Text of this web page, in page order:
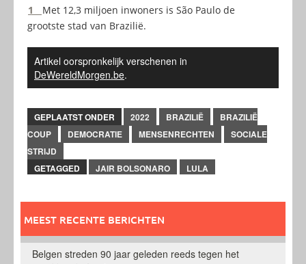
1
Met 12,3 miljoen inwoners is São Paulo de
grootste stad van Brazilië.
Artikel oorspronkelijk verschenen in
DeWereldMorgen.be.
GEPLAATST ONDER 2022 BRAZILIË
BRAZILIË
COUP
DEMOCRATIE MENSENRECHTEN
SOCIALE
STRIJD
GETAGGED
JAIR BOLSONARO LULA
MEEST RECENTE BERICHTEN
Belgen streden 90 jaar geleden reeds tegen het